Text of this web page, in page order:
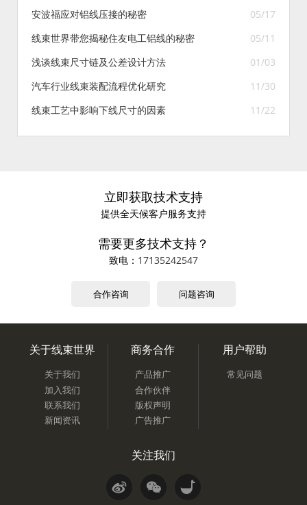
05/17
安波福应对铝线压接的秘密
05/11
线束世界带您揭秘住友电工铝线的秘密
01/03
浅谈线束尺寸链及公差设计方法
11/30
汽车行业线束装配流程优化研究
11/22
线束工艺中影响下线尺寸的因素
立即获取技术支持
提供全天候客户服务支持
需要更多技术支持？
致电： 17135242547
合作咨询 问题咨询
关于线束世界
关于我们
加入我们
联系我们
新闻资讯
商务合作
产品推广
合作伙伴
版权声明
广告推广
用户帮助
常见问题
关注我们